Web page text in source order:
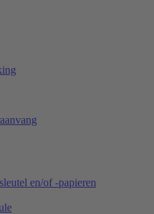
en/of -papieren